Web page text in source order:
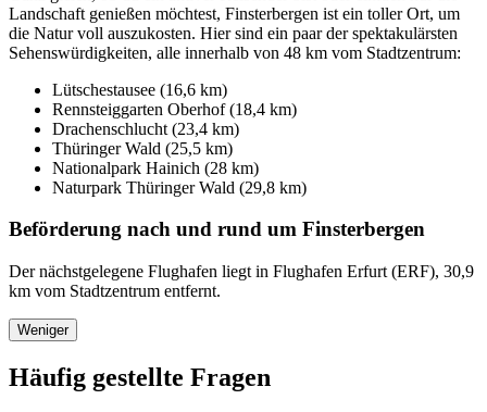
Landschaft genießen möchtest, Finsterbergen ist ein toller Ort, um
die Natur voll auszukosten. Hier sind ein paar der spektakulärsten
Sehenswürdigkeiten, alle innerhalb von 48 km vom Stadtzentrum:
Lütschestausee (16,6 km)
Rennsteiggarten Oberhof (18,4 km)
Drachenschlucht (23,4 km)
Thüringer Wald (25,5 km)
Nationalpark Hainich (28 km)
Naturpark Thüringer Wald (29,8 km)
Beförderung nach und rund um Finsterbergen
Der nächstgelegene Flughafen liegt in Flughafen Erfurt (ERF), 30,9
km vom Stadtzentrum entfernt.
Weniger
Häufig gestellte Fragen